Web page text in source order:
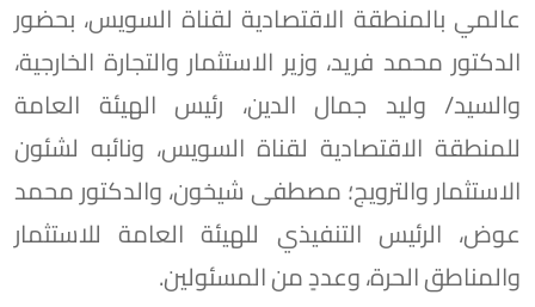
عالمي بالمنطقة الاقتصادية لقناة السويس، بحضور
الدكتور محمد فريد، وزير الاستثمار والتجارة الخارجية،
والسيد/ وليد جمال الدين، رئيس الهيئة العامة
للمنطقة الاقتصادية لقناة السويس، ونائبه لشئون
الاستثمار والترويج؛ مصطفى شيخون، والدكتور محمد
عوض، الرئيس التنفيذي للهيئة العامة للاستثمار
والمناطق الحرة، وعددٍ من المسئولين.